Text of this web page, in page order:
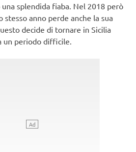
splendida fiaba. Nel 2018 però
stesso anno perde anche la sua
decide di tornare in Sicilia
un periodo difficile.